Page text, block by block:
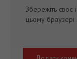
Збережіть своє
цьому браузері